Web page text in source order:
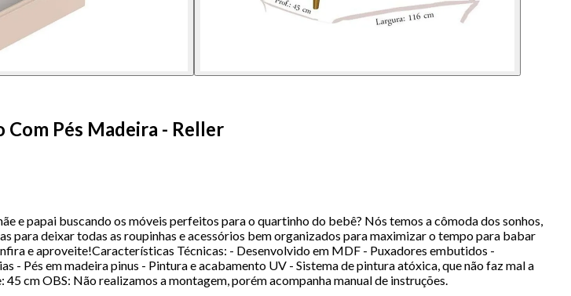
Pés Madeira - Reller
e papai buscando os móveis perfeitos para o quartinho do bebê? Nós temos a cômoda dos sonhos,
para deixar todas as roupinhas e acessórios bem organizados para maximizar o tempo para babar
e aproveite!Características Técnicas: - Desenvolvido em MDF - Puxadores embutidos -
Pés em madeira pinus - Pintura e acabamento UV - Sistema de pintura atóxica, que não faz mal a
cm OBS: Não realizamos a montagem, porém acompanha manual de instruções.